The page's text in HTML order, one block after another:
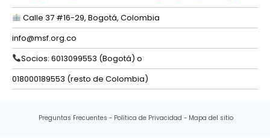
Calle 37 #16-29, Bogotá, Colombia
info@msf.org.co
Socios: 6013099553 (Bogotá) o
018000189553 (resto de Colombia)
Preguntas Frecuentes Política de Privacidad Mapa del sitio